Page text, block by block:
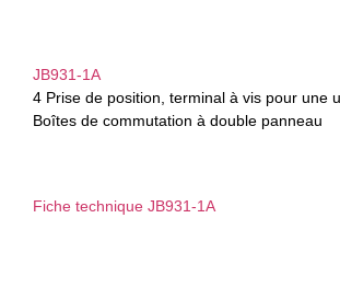
JB931-1A
4 Prise de position, terminal à vis pour une
Boîtes de commutation à double panneau
Fiche technique JB931-1A